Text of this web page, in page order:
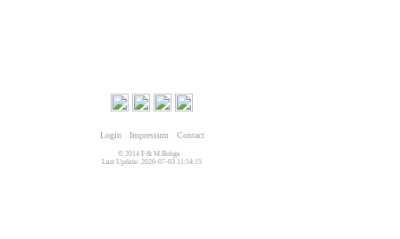
Login Impressum Contact
© 2014 F & M Bohge
Last Update: 2026-07-03 11:54:15